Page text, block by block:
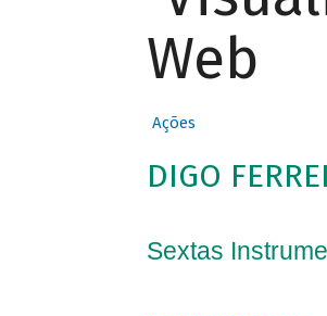
Web
Ações
DIGO
Sextas